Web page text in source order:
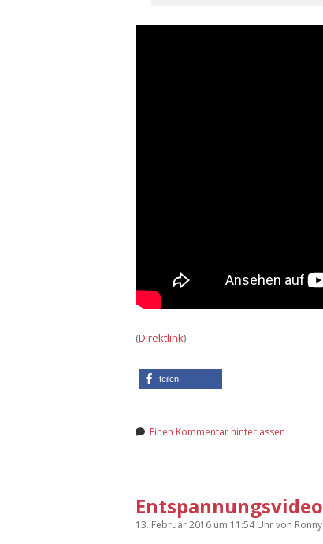
(Direktlink)
teilen
Einen Kommentar hinterlassen
Entspannungsvideo
13. Februar 2016 um 11:54 Uhrvon Ronny